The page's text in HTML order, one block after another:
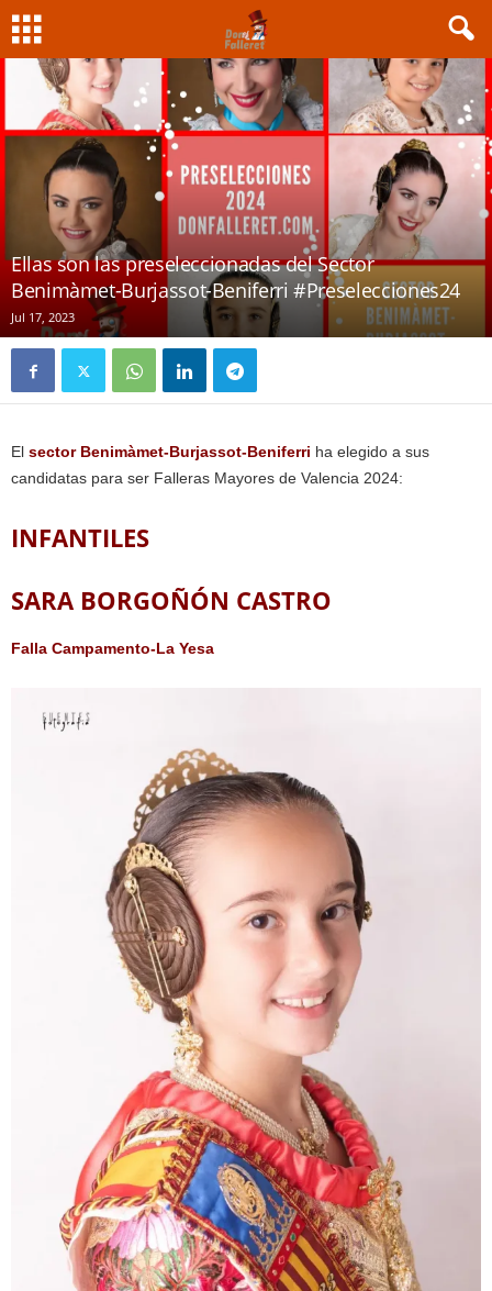
Ellas son las preseleccionadas del Sector
Benimàmet-Burjassot-Beniferri #Preselecciones24
Jul 17, 2023
El sector Benimàmet-Burjassot-Beniferri ha elegido a sus
candidatas para ser Falleras Mayores de Valencia 2024:
INFANTILES
SARA BORGOÑÓN CASTRO
Falla Campamento-La Yesa